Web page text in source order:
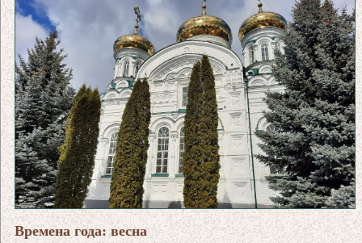
Времена года: весна